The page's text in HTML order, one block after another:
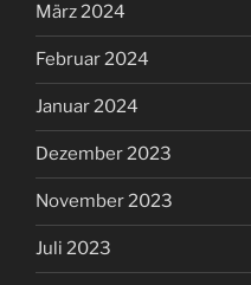
März 2024
Februar 2024
Januar 2024
Dezember 2023
November 2023
Juli 2023